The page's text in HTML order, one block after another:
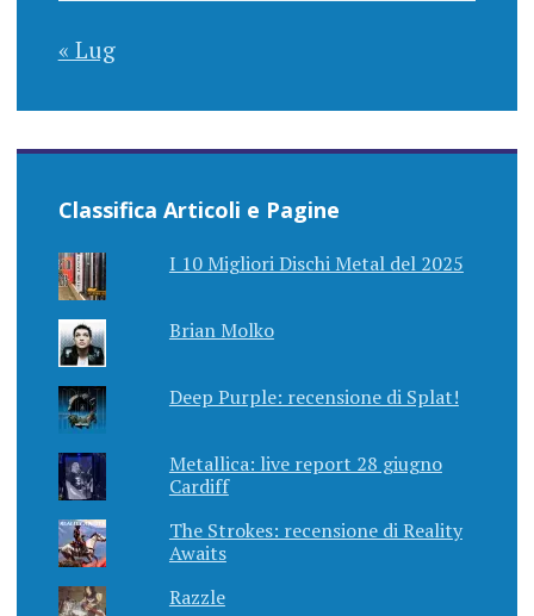
« Lug
Classifica Articoli e Pagine
I 10 Migliori Dischi Metal del 2025
Brian Molko
Deep Purple: recensione di Splat!
Metallica: live report 28 giugno
Cardiff
The Strokes: recensione di Reality
Awaits
Razzle